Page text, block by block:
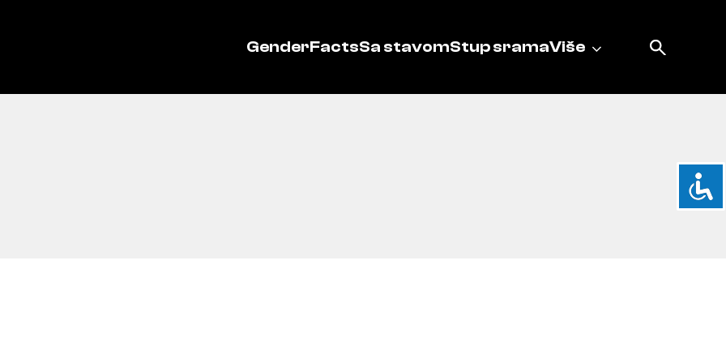
GenderFactsSa stavomStup sramaViše